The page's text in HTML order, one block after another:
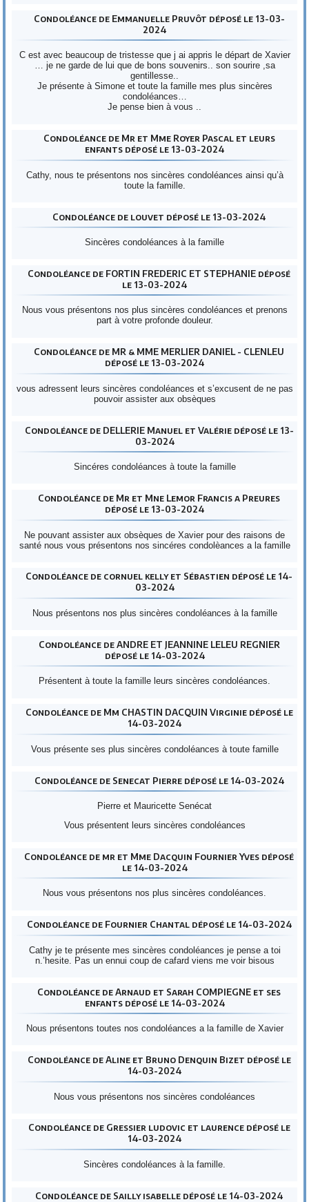
Condoléance de Emmanuelle Pruvôt déposé le 13-03-
2024
C est avec beaucoup de tristesse que j ai appris le départ de Xavier
… je ne garde de lui que de bons souvenirs.. son sourire ,sa
gentillesse..
Je présente à Simone et toute la famille mes plus sincères
condoléances…
Je pense bien à vous ..
Condoléance de Mr et Mme Royer Pascal et leurs
enfants déposé le 13-03-2024
Cathy, nous te présentons nos sincères condoléances ainsi qu’à
toute la famille.
Condoléance de louvet déposé le 13-03-2024
Sincères condoléances à la famille
Condoléance de FORTIN FREDERIC ET STEPHANIE déposé
le 13-03-2024
Nous vous présentons nos plus sincères condoléances et prenons
part à votre profonde douleur.
Condoléance de MR & MME MERLIER DANIEL - CLENLEU
déposé le 13-03-2024
vous adressent leurs sincères condoléances et s’excusent de ne pas
pouvoir assister aux obsèques
Condoléance de DELLERIE Manuel et Valérie déposé le 13-
03-2024
Sincéres condoléances à toute la famille
Condoléance de Mr et Mne Lemor Francis a Preures
déposé le 13-03-2024
Ne pouvant assister aux obsèques de Xavier pour des raisons de
santé nous vous présentons nos sincéres condolèances a la famille
Condoléance de cornuel kelly et Sébastien déposé le 14-
03-2024
Nous présentons nos plus sincères condoléances à la famille
Condoléance de ANDRE ET JEANNINE LELEU REGNIER
déposé le 14-03-2024
Présentent à toute la famille leurs sincères condoléances.
Condoléance de Mm CHASTIN DACQUIN Virginie déposé le
14-03-2024
Vous présente ses plus sincères condoléances à toute famille
Condoléance de Senecat Pierre déposé le 14-03-2024
Pierre et Mauricette Senécat
Vous présentent leurs sincères condoléances
Condoléance de mr et Mme Dacquin Fournier Yves déposé
le 14-03-2024
Nous vous présentons nos plus sincères condoléances.
Condoléance de Fournier Chantal déposé le 14-03-2024
Cathy je te présente mes sincères condoléances je pense a toi
n.’hesite. Pas un ennui coup de cafard viens me voir bisous
Condoléance de Arnaud et Sarah COMPIEGNE et ses
enfants déposé le 14-03-2024
Nous présentons toutes nos condoléances a la famille de Xavier
Condoléance de Aline et Bruno Denquin Bizet déposé le
14-03-2024
Nous vous présentons nos sincères condoléances
Condoléance de Gressier ludovic et laurence déposé le
14-03-2024
Sincères condoléances à la famille.
Condoléance de Sailly isabelle déposé le 14-03-2024